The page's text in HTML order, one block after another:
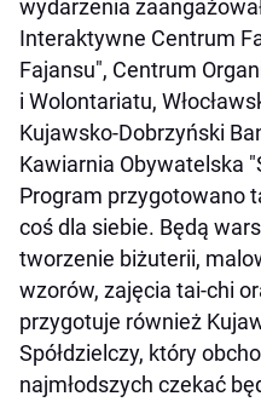
wydarzenia
Interaktywne Centrum
Fajansu", Centrum
i Wolontariatu,
Kujawsko-Dobrzyński
Kawiarnia Obywatelska
Program przygotowano
coś dla siebie. Będą
tworzenie biżuterii,
wzorów, zajęcia tai-chi
przygotuje również
Spółdzielczy, który
najmłodszych czekać